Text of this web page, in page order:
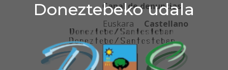
Doneztebeko udala
Ir al contenido
Doneztebeko udala
Canal de denuncias
Euskara
Castellano